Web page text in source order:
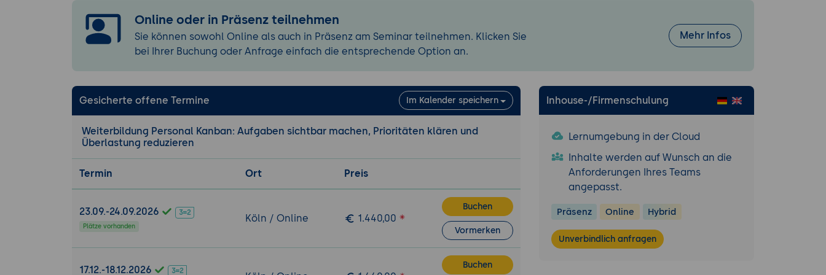
Nachhaltige Integration in den Alltag
Personal Kanban dauerhaft in die eigene Arbeitsweise einbauen
typische Hürden bei der Einführung vermeiden
Online oder in Präsenz teilnehmen
Sie können sowohl Online als auch in Präsenz am Seminar teilnehmen. Klicken Sie
bei Ihrer Buchung oder Anfrage einfach die entsprechende Option an.
Mehr Infos
Gesicherte offene Termine Im Kalender speichern
Weiterbildung Personal Kanban: Aufgaben sichtbar machen, Prioritäten klären und
Überlastung reduzieren
Termin Ort Preis
23.09.-24.09.2026
Plätze vorhanden
Köln / Online 1.440,00
Buchen
Vormerken
17.12.-18.12.2026 Buchen
Inhouse-/Firmenschulung
Lernumgebung in der Cloud
Inhalte werden auf Wunsch an die
Anforderungen Ihres Teams
angepasst.
Präsenz Online Hybrid
Unverbindlich anfragen